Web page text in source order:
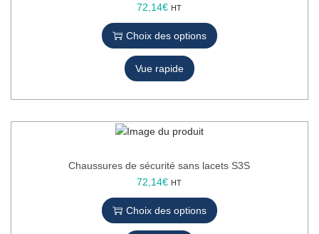
72,14€ HT
Choix des options
C
e
p
r
o
d
u
t
p
l
u
s
i
Vue rapide
Chaussures de sécurité sans lacets S3S
72,14€ HT
Choix des options
C
e
p
r